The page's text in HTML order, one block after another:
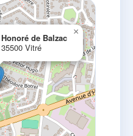
de Balzac
Vitré
×